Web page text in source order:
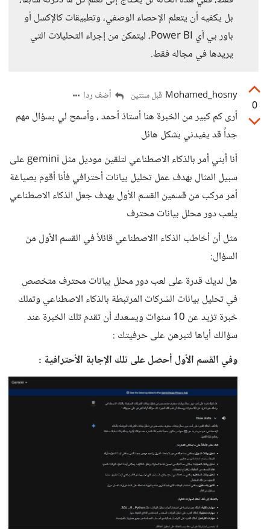
بل يكفيه أن يتعلم الإحصاء الوصفي، وتطبيقات كالإكسل أو
باور بي آي Power BI، ليتمكن من إجراء التحليلات التي
يريدها في مجاله فقط.
0
Mohamed_hosny قبل سنتين أضف ردا
أرى كم كبير من الخبرة هنا أستاذ أحمد ، وأسمح لي بسؤال مهم
جداً قد يفيدني بشكل هائل
أنا أبني أمر بالذكاء الاصطناعي لتلقين موديل مثل gemini على
سبيل المثال بهدف عمل تحليل بيانات أحترافي فأنا أقوم بصياغة
أمر مركب من قسمين القسم الأول بهدف جعل الذكاء الاصطناعي
يلعب دور محلل بيانات محترف
مثل أن أخاطب الذكاء االاصطناعي قائلاً في القسم الأول من
السؤال:
هل لديك قدرة على لعب دور محلل بيانات محترف متخصص
في تحليل بيانات الشركات المرتبطة بالذكاء الاصطناعي وتملك
خبرة تزيد عن 10 سنوات ويسعدك أن تقدم تلك الخبرة عند
سؤالك أياها لتبرهن على حرفيتك :
وفي القسم الأول أحصل على تلك الإجابة الأحترافية :